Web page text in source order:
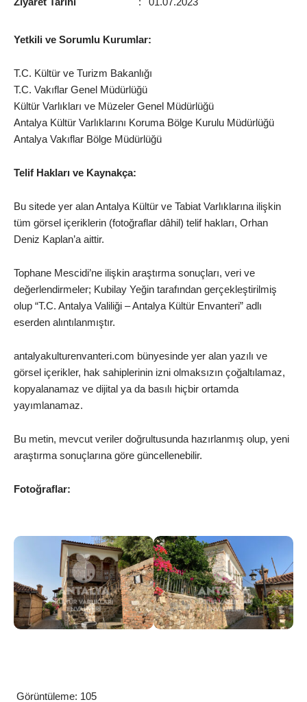
Yetkili ve Sorumlu Kurumlar:
T.C. Kültür ve Turizm Bakanlığı
T.C. Vakıflar Genel Müdürlüğü
Kültür Varlıkları ve Müzeler Genel Müdürlüğü
Antalya Kültür Varlıklarını Koruma Bölge Kurulu Müdürlüğü
Antalya Vakıflar Bölge Müdürlüğü
Telif Hakları ve Kaynakça:
Bu sitede yer alan Antalya Kültür ve Tabiat Varlıklarına ilişkin
tüm görsel içeriklerin (fotoğraflar dâhil) telif hakları, Orhan
Deniz Kaplan’a aittir.
Tophane Mescidi’ne ilişkin araştırma sonuçları, veri ve
değerlendirmeler; Kubilay Yeğin tarafından gerçekleştirilmiş
olup “T.C. Antalya Valiliği – Antalya Kültür Envanteri” adlı
eserden alıntılanmıştır.
antalyakulturenvanteri.com bünyesinde yer alan yazılı ve
görsel içerikler, hak sahiplerinin izni olmaksızın çoğaltılamaz,
kopyalanamaz ve dijital ya da basılı hiçbir ortamda
yayımlanamaz.
Bu metin, mevcut veriler doğrultusunda hazırlanmış olup, yeni
araştırma sonuçlarına göre güncellenebilir.
Fotoğraflar:
Görüntüleme: 105